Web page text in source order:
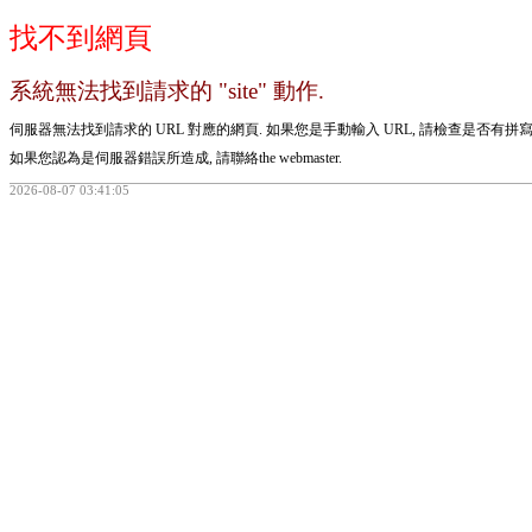
找不到網頁
系統無法找到請求的 "site" 動作.
伺服器無法找到請求的 URL 對應的網頁. 如果您是手動輸入 URL, 請檢查是否有拼
如果您認為是伺服器錯誤所造成, 請聯絡the webmaster.
2026-08-07 03:41:05